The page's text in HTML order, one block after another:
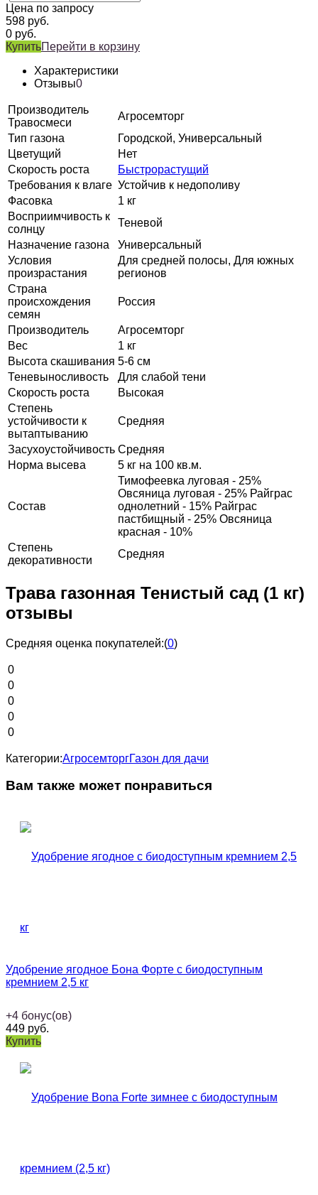
Цена по запросу
598 руб.
0 руб.
КупитьПерейти в корзину
Характеристики
Отзывы0
Производитель
Травосмеси
Агросемторг
Тип газона
Городской, Универсальный
Цветущий
Нет
Скорость роста
Быстрорастущий
Требования к влаге Устойчив к недополиву
Фасовка
1 кг
Восприимчивость к
солнцу
Теневой
Назначение газона
Универсальный
Условия
произрастания
Для средней полосы, Для южных
регионов
Страна
происхождения
семян
Россия
Производитель
Агросемторг
Вес
1 кг
Высота скашивания 5-6 см
Теневыносливость
Для слабой тени
Скорость роста
Высокая
Степень
устойчивости к
вытаптыванию
Средняя
Засухоустойчивость Средняя
Норма высева
5 кг на 100 кв.м.
Состав
Тимофеевка луговая - 25%
Овсяница луговая - 25% Райграс
однолетний - 15% Райграс
пастбищный - 25% Овсяница
красная - 10%
Степень
декоративности
Средняя
Трава газонная Тенистый сад (1 кг)
отзывы
Средняя оценка покупателей:(0)
0
0
0
0
0
Категории:АгросемторгГазон для дачи
Вам также может понравиться
Удобрение ягодное Бона Форте с биодоступным
кремнием 2,5 кг
+4 бонус(ов)
449 руб.
Купить